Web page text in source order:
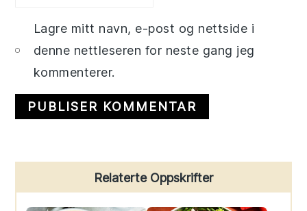
Lagre mitt navn, e-post og nettside i
denne nettleseren for neste gang jeg
kommenterer.
Sidebar
Relaterte Oppskrifter